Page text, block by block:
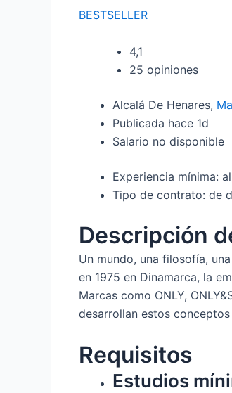
BESTSELLER
4,1
25 opiniones
Alcalá De Henares,
Publicada hace 1d
Salario no disponible
Experiencia mínima:
Tipo de contrato: de
Descripción
Un mundo, una filosofía,
en 1975 en Dinamarca, la
Marcas como ONLY,
desarrollan estos
Requisitos
Estudios